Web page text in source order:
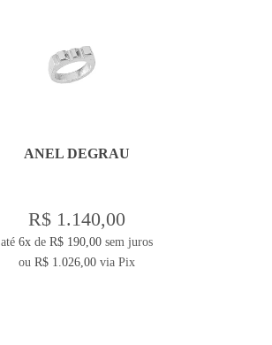
ANEL DEGRAU
R$ 1.140,00
até6x deR$ 190,00 sem juros
ouR$ 1.026,00 via Pix